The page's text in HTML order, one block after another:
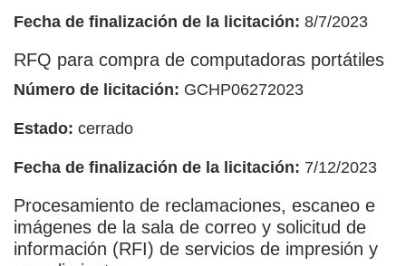
Fecha de finalización de la licitación: 8/7/2023
RFQ para compra de computadoras portátiles
Número de licitación: GCHP06272023
Estado: cerrado
Fecha de finalización de la licitación: 7/12/2023
Procesamiento de reclamaciones, escaneo e
imágenes de la sala de correo y solicitud de
información (RFI) de servicios de impresión y